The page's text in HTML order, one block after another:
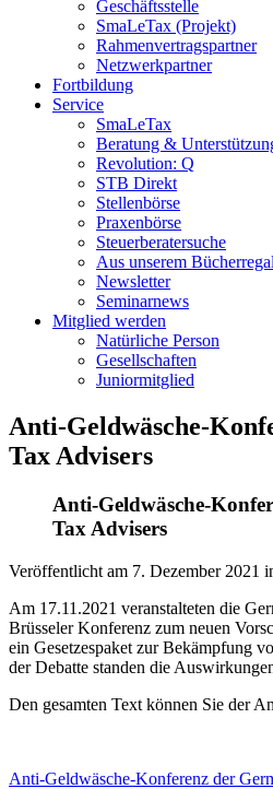
Geschäftsstelle
SmaLeTax (Projekt)
Rahmenvertragspartner
Netzwerkpartner
Fortbildung
Service
SmaLeTax
Beratung &
Revolution: Q
STB Direkt
Stellenbörse
Praxenbörse
Steuerberatersuche
Aus unserem Bücherregal
Newsletter
Seminarnews
Mitglied werden
Natürliche Person
Gesellschaften
Juniormitglied
Anti-Geldwäsche-
Tax Advisers
Anti-Geldwäsche-
Tax Advisers
Veröffentlicht am 7. Dezember 2021
Am 17.11.2021 veranstalteten die
Brüsseler Konferenz zum neuen
ein Gesetzespaket zur Bekämpfung
der Debatte standen die
Den gesamten Text können Sie der
Anti-Geldwäsche-Konferenz der